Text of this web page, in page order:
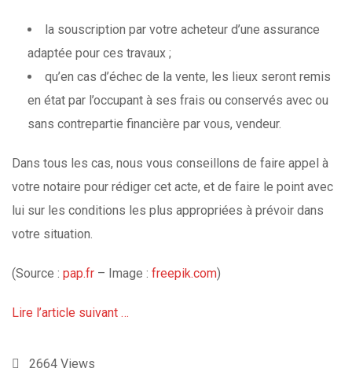
la souscription par votre acheteur d’une assurance
adaptée pour ces travaux ;
qu’en cas d’échec de la vente, les lieux seront remis
en état par l’occupant à ses frais ou conservés avec ou
sans contrepartie financière par vous, vendeur.
Dans tous les cas, nous vous conseillons de faire appel à
votre notaire pour rédiger cet acte, et de faire le point avec
lui sur les conditions les plus appropriées à prévoir dans
votre situation.
(Source : pap.fr – Image : freepik.com)
Lire l’article suivant …
2664 Views